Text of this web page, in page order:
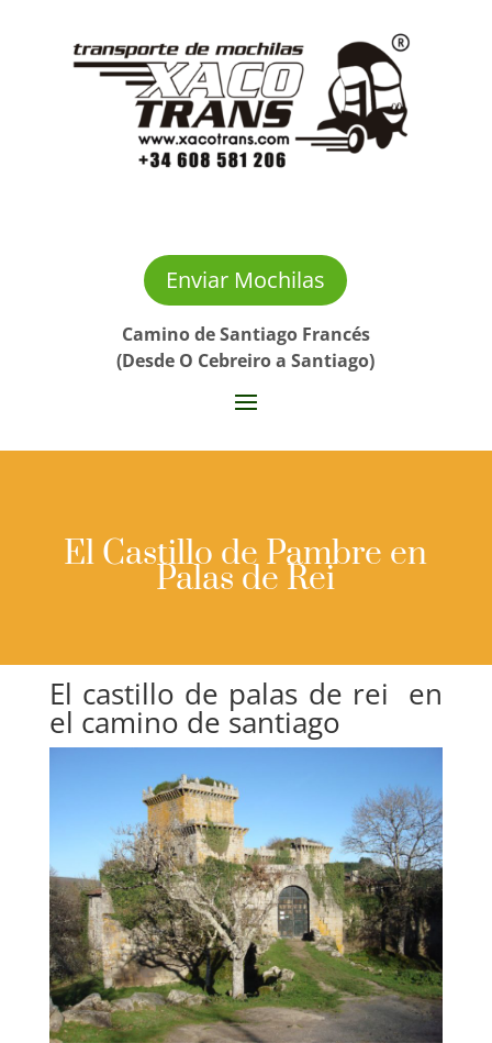
Enviar Mochilas
Camino de Santiago Francés
(Desde O Cebreiro a Santiago)
El Castillo de Pambre en
Palas de Rei
El castillo de palas de rei en
el camino de santiago